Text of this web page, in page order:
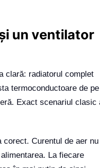
un ventilator
clară: radiatorul complet
termoconductoare de pe
Exact scenariul clasic
Curentul de aer nu
La fiecare